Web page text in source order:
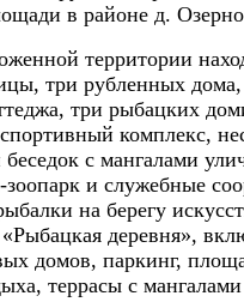
в районе д.
территории
три рубленных дома,
три рыбацких
комплекс,
с мангалами
и служебные
на берегу
«Рыбацкая деревня»,
домов, паркинг,
террасы с